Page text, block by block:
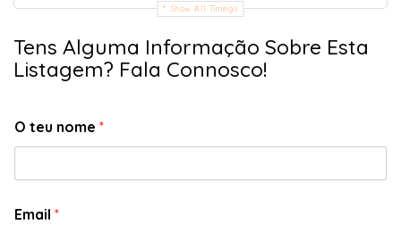
Show All Timings
Tens Alguma Informação Sobre Esta
Listagem? Fala Connosco!
O teu nome *
Email *